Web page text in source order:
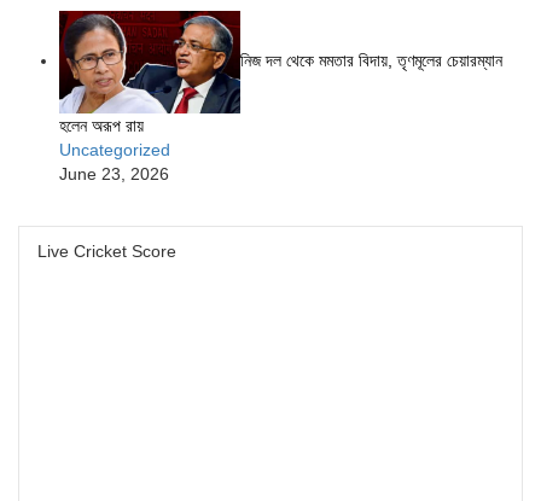
নিজ দল থেকে মমতার বিদায়, তৃণমূলের চেয়ারম্যান
হলেন অরূপ রায়
Uncategorized
June 23, 2026
Live Cricket Score